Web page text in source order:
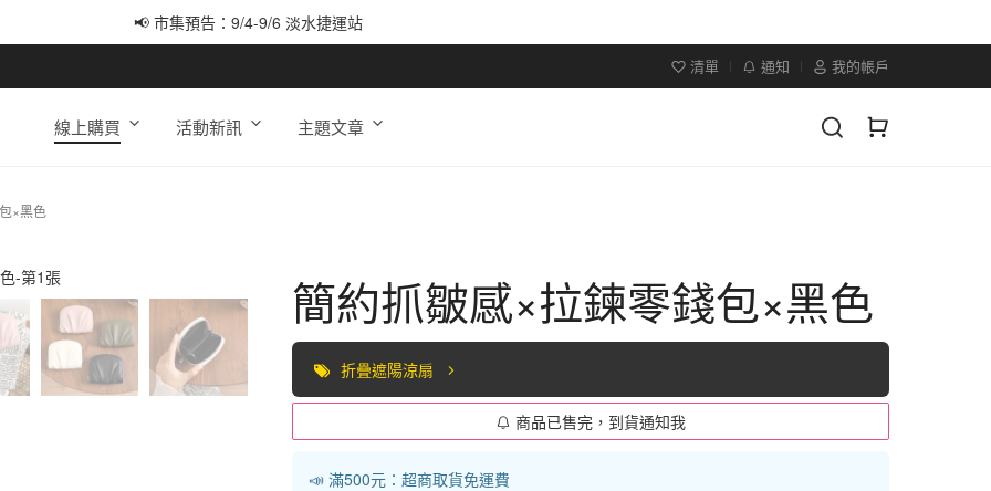
📢 市集預告：9/4-9/6 淡水捷運站
清單 通知 我的帳戶
線上購買 活動新訊 主題文章
×黑色
簡約抓皺感×拉鍊零錢包×黑色
折疊遮陽涼扇
商品已售完，到貨通知我
📣 滿500元：超商取貨免運費